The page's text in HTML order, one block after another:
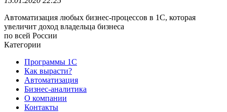
Автоматизация любых бизнес-процессов в 1С, которая
увеличит доход владельца бизнеса
по всей России
Категории
Программы 1С
Как вырасти?
Автоматизация
Бизнес-аналитика
О компании
Контакты